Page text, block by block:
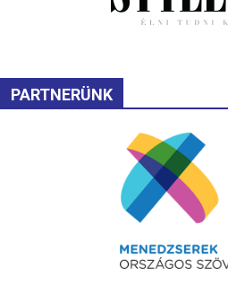
PARTNERÜNK